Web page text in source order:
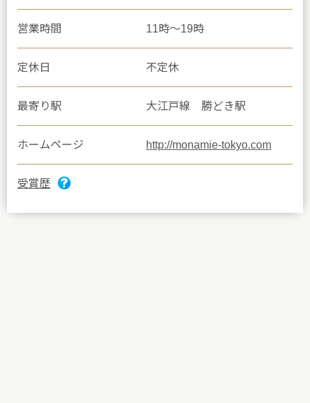
営業時間 11時～19時
定休日 不定休
最寄り駅 大江戸線 勝どき駅
ホームページ http://monamie-tokyo.com
受賞歴